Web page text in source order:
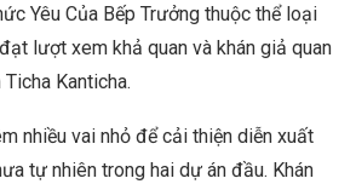
Yêu Của Bếp Trưởng thuộc thể loại
lượt xem khả quan và khán giả quan
Kanticha.
nhiều vai nhỏ để cải thiện diễn xuất
tự nhiên trong hai dự án đầu. Khán